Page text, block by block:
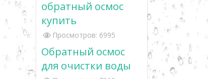
обратный осмос
купить
Просмотров: 6995
Обратный осмос
для очистки воды